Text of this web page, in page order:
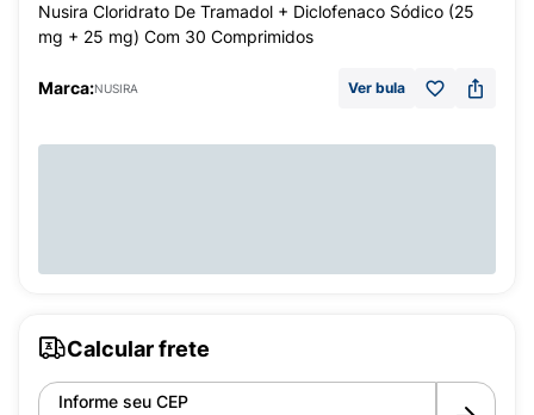
Nusira Cloridrato De Tramadol + Diclofenaco Sódico (25
mg + 25 mg) Com 30 Comprimidos
Marca:NUSIRA Ver bula
Calcular frete
Informe seu CEP